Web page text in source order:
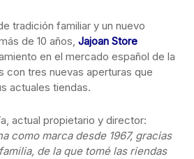
tradición familiar y un nuevo
de 10 años, Jajoan Store
en el mercado español de la
con tres nuevas aperturas que
actuales tiendas.
actual propietario y director:
como marca desde 1967, gracias
de la que tomé las riendas